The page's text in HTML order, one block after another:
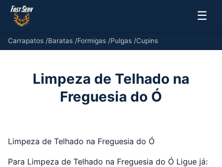
☰
Carrapatos /Baratas /Formigas /Pulgas /Cupins
Limpeza de Telhado na
Freguesia do Ó
Limpeza de Telhado na Freguesia do Ó
Para Limpeza de Telhado na Freguesia do Ó Ligue já: